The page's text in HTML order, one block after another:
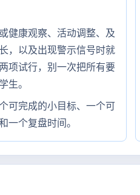
健康观察、活动调整、及
，以及出现警示信号时就
项试行，别一次把所有要
生。
可完成的小目标、一个可
一个复盘时间。